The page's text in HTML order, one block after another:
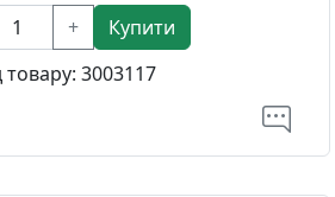
+
Купити
товару: 3003117